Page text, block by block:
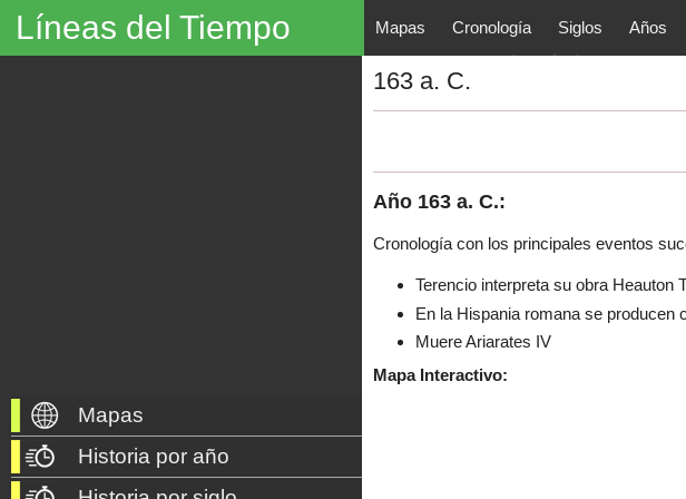
Líneas del Tiempo
Líneas del Tiempo, Mapas Históricos y
descubrimientos, exploraciones, política,
año 3000 a. C. hasta nuestros días.
Mapas Cronología Siglos Años
163 a. C.
Año 163 a. C.:
Cronología con los principales eventos
Terencio interpreta su obra Heauton
En la Hispania romana se producen
Muere Ariarates IV
Mapa Interactivo:
Mapas
Historia por año